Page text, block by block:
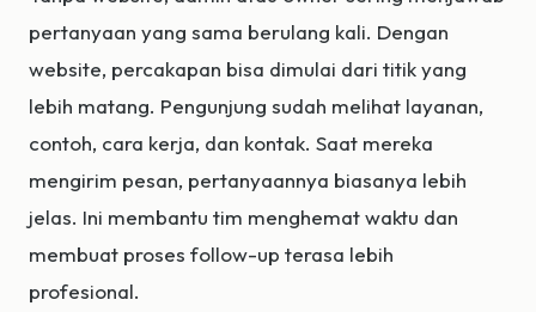
pertanyaan yang sama berulang kali. Dengan
website, percakapan bisa dimulai dari titik yang
lebih matang. Pengunjung sudah melihat layanan,
contoh, cara kerja, dan kontak. Saat mereka
mengirim pesan, pertanyaannya biasanya lebih
jelas. Ini membantu tim menghemat waktu dan
membuat proses follow-up terasa lebih
profesional.